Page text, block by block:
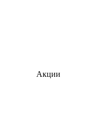
Акции